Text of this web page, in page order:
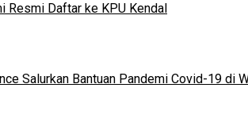
Resmi Daftar ke KPU Kendal
Salurkan Bantuan Pandemi Covid-19 di